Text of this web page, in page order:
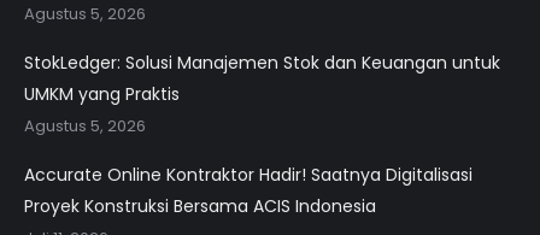
Agustus 5, 2026
StokLedger: Solusi Manajemen Stok dan Keuangan untuk
UMKM yang Praktis
Agustus 5, 2026
Accurate Online Kontraktor Hadir! Saatnya Digitalisasi
Proyek Konstruksi Bersama ACIS Indonesia